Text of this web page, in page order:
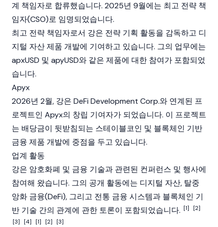
계 책임자로 합류했습니다. 2025년 9월에는 최고 전략 책
임자(CSO)로 임명되었습니다.
최고 전략 책임자로서 강은 전략 기획 활동을 감독하고 디
지털 자산제품 개발에 기여하고 있습니다. 그의 업무에는
apxUSD 및 apyUSD와 같은 제품에 대한 참여가 포함되었
습니다.
Apyx
2026년 2월, 강은 DeFi Development Corp.와 연계된 프
로젝트인 Apyx의 창립 기여자가 되었습니다. 이 프로젝트
는 배당금이 뒷받침되는 스테이블코인 및 블록체인 기반
금융 제품 개발에 중점을 두고 있습니다.
업계 활동
강은 암호화폐 및 금융 기술과 관련된 컨퍼런스 및 행사에
참여해 왔습니다. 그의 공개 활동에는 디지털 자산, 탈중
앙화 금융(DeFi), 그리고 전통 금융 시스템과 블록체인 기
반 기술 간의 관계에 관한 토론이 포함되었습니다. [1] [2]
[3] [4] [1] [2] [3]